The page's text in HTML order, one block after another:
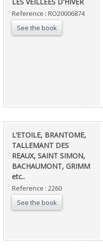
Reference : RO20006874
See the book
‎L’ETOILE, BRANTOME,
TALLEMANT DES
REAUX, SAINT SIMON,
BACHAUMONT, GRIMM
etc..‎
Reference : 2260
See the book